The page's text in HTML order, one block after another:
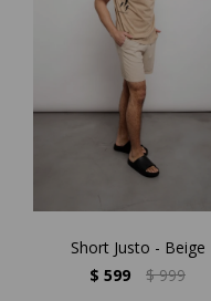
Short Justo - Beige
$ 599 $ 999